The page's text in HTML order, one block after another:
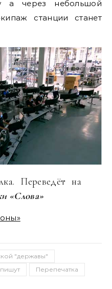
а через небольшой
станции станет
Переведёт на
«Слова»
"державы"
Перепечатка